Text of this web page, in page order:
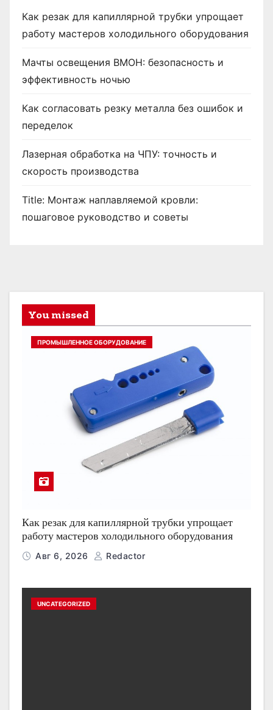
Как резак для капиллярной трубки упрощает
работу мастеров холодильного оборудования
Мачты освещения ВМОН: безопасность и
эффективность ночью
Как согласовать резку металла без ошибок и
переделок
Лазерная обработка на ЧПУ: точность и
скорость производства
Title: Монтаж наплавляемой кровли:
пошаговое руководство и советы
You missed
ПРОМЫШЛЕННОЕ ОБОРУДОВАНИЕ
Как резак для капиллярной трубки упрощает
работу мастеров холодильного оборудования
Авг 6, 2026 Redactor
UNCATEGORIZED